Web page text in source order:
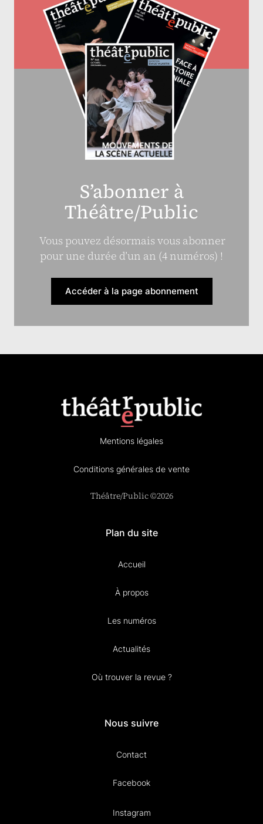
S’abonner à
Théâtre/Public
Vous pouvez désormais vous abonner
pour une durée d’un an (4 numéros) !
Accéder à la page abonnement
Mentions légales
Conditions générales de vente
Théâtre/Public ©2026
Plan du site
Accueil
À propos
Les numéros
Actualités
Où trouver la revue ?
Nous suivre
Contact
Facebook
Instagram